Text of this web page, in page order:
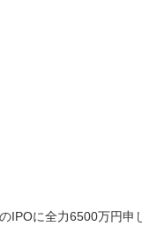
IPOに全力6500万円申